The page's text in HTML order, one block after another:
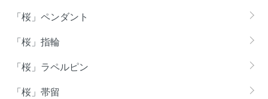
「桜」ペンダント
「桜」指輪
「桜」ラペルピン
「桜」帯留